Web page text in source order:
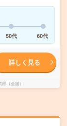
50代 60代
詳しく見る
（全国）